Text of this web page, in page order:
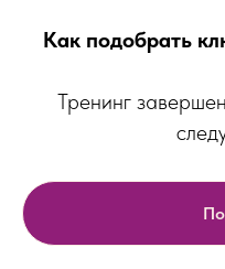
Как подобрать
Тренинг